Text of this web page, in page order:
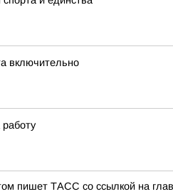
включительно
пишет ТАСС со ссылкой на